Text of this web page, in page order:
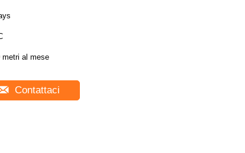
metri al mese
Contattaci